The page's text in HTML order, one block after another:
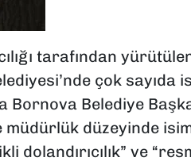
tarafından
çok sayıda
Bornova Belediye
müdürlük düzeyinde
dolandırıcılık” ve